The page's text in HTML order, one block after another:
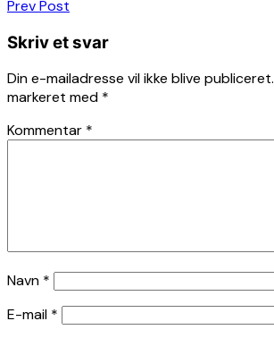
Indlægsnavigation
Prev Post
Skriv et svar
Din e-mailadresse vil ikke blive publiceret.
markeret med *
Kommentar *
Navn *
E-mail *